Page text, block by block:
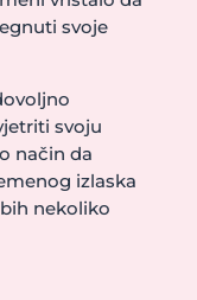
svoje
svoju
način da
izlaska
nekoliko